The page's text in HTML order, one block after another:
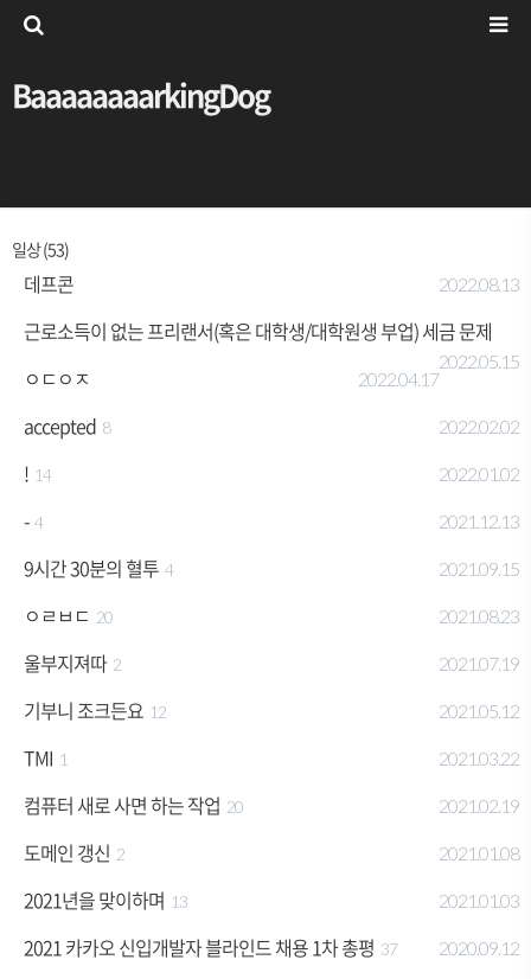
BaaaaaaaarkingDog
일상 (53)
데프콘 2022.08.13
근로소득이 없는 프리랜서(혹은 대학생/대학원생 부업) 세금 문제
2022.05.15
ㅇㄷㅇㅈ 2022.04.17
accepted 8 2022.02.02
! 14 2022.01.02
- 4 2021.12.13
9시간 30분의 혈투 4 2021.09.15
ㅇㄹㅂㄷ 20 2021.08.23
울부지져따 2 2021.07.19
기부니 조크든요 12 2021.05.12
TMI 1 2021.03.22
컴퓨터 새로 사면 하는 작업 20 2021.02.19
도메인 갱신 2 2021.01.08
2021년을 맞이하며 13 2021.01.03
2021 카카오 신입개발자 블라인드 채용 1차 총평 37 2020.09.12